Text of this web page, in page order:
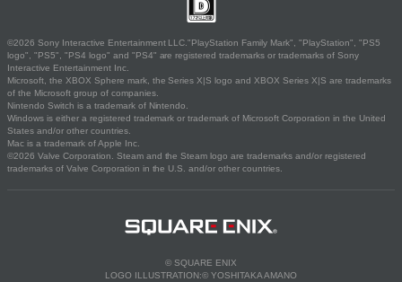
©2026 Sony Interactive Entertainment LLC."PlayStation Family Mark", "PlayStation", "PS5
logo", "PS5", "PS4 logo" and "PS4" are registered trademarks or trademarks of Sony
Interactive Entertainment Inc.
Microsoft, the XBOX Sphere mark, the Series X|S logo and XBOX Series X|S are trademarks
of the Microsoft group of companies.
Nintendo Switch is a trademark of Nintendo.
Windows is either a registered trademark or trademark of Microsoft Corporation in the United
States and/or other countries.
Mac is a trademark of Apple Inc.
©2026 Valve Corporation. Steam and the Steam logo are trademarks and/or registered
trademarks of Valve Corporation in the U.S. and/or other countries.
© SQUARE ENIX
LOGO ILLUSTRATION:© YOSHITAKA AMANO